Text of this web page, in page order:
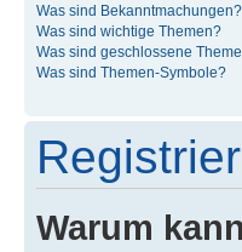
Was sind Bekanntmachungen?
Was sind wichtige Themen?
Was sind geschlossene
Was sind Themen-Symbole?
Warum